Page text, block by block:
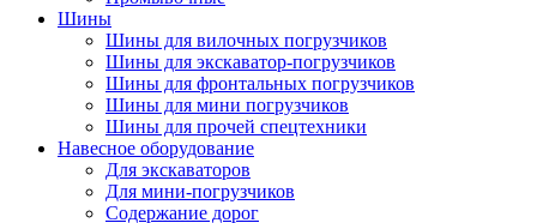
Шины
Шины для вилочных погрузчиков
Шины для экскаватор-погрузчиков
Шины для фронтальных погрузчиков
Шины для мини погрузчиков
Шины для прочей спецтехники
Навесное оборудование
Для экскаваторов
Для мини-погрузчиков
Содержание дорог